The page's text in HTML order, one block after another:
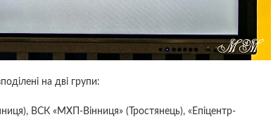
на дві групи:
ВСК «МХП-Вінниця» (Тростянець), «Епіцентр-